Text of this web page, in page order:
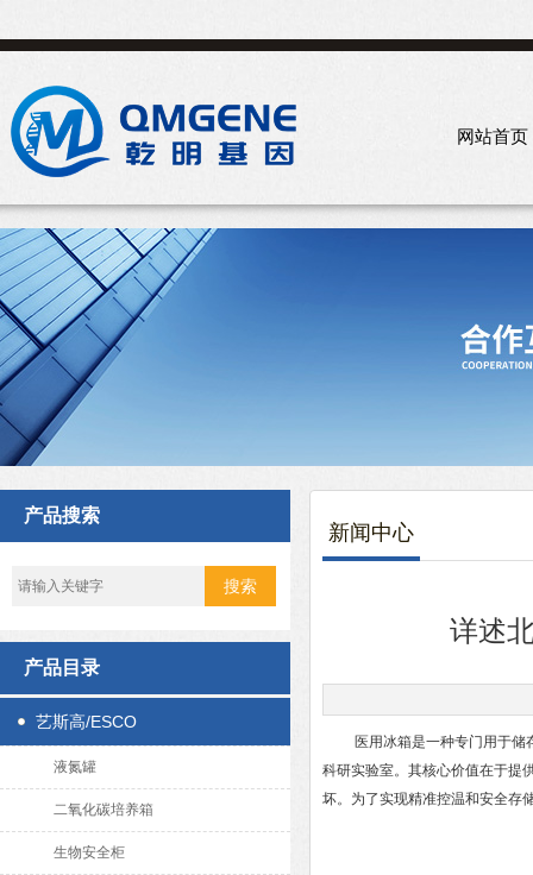
网站首页
产品搜索
产品目录
艺斯高/ESCO
液氮罐
二氧化碳培养箱
生物安全柜
新闻中心
详述
医用冰箱是一种专门用于储存
科研实验室。其核心价值在于提
坏。为了实现精准控温和安全存